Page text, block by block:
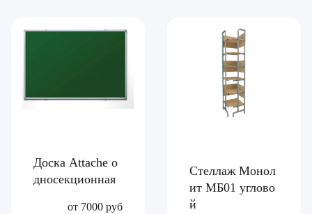
Доска Attache о
дносекционная
от 7000 руб
Стеллаж Монол
ит МБ01 углово
й